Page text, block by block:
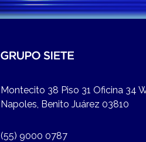
Montecito 38 Piso 31 Oficina 34
Napoles, Benito Juárez 03810
(55) 9000 0787